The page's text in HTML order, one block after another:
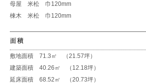
母屋 米松 巾120mm
棟木 米松 巾120mm
敷地面積 71.3㎡ （21.57坪）
建築面積 40.26㎡ （12.18坪）
延床面積 68.52㎡ （20.73坪）